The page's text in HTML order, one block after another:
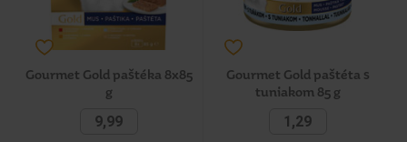
Gourmet Gold paštéka 8x85
g
9,99
Gourmet Gold paštéta s
tuniakom 85 g
1,29